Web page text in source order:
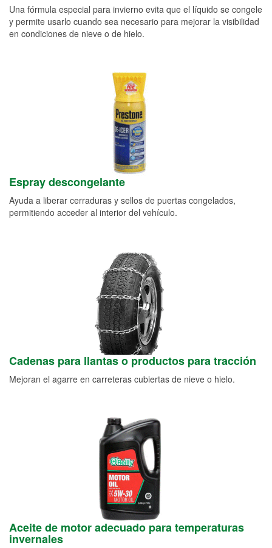
Una fórmula especial para invierno evita que el líquido se congele
y permite usarlo cuando sea necesario para mejorar la visibilidad
en condiciones de nieve o de hielo.
Espray descongelante
Ayuda a liberar cerraduras y sellos de puertas congelados,
permitiendo acceder al interior del vehículo.
Cadenas para llantas o productos para tracción
Mejoran el agarre en carreteras cubiertas de nieve o hielo.
Aceite de motor adecuado para temperaturas
invernales